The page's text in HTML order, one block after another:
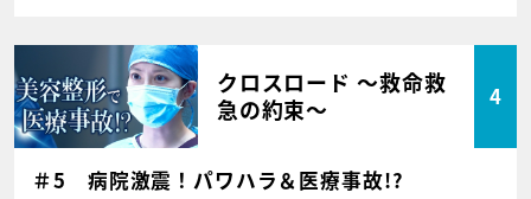
クロスロード ～救命救
急の約束～
4
＃5 病院激震！パワハラ＆医療事故!?